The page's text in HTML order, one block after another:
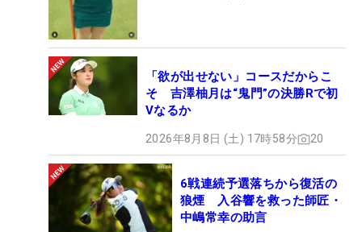
「欲が出せない」コースだからこ
そ 吉澤柚月は“鬼門”の決勝Rで初
Vなるか
2026年8月8日 (土) 17時58分 20
6戦連続予選落ちから復活の
狼煙 入谷響を救った師匠・
中嶋常幸の助言